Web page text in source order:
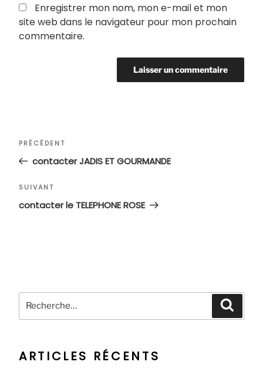
Enregistrer mon nom, mon e-mail et mon
site web dans le navigateur pour mon prochain
commentaire.
Navigation
l’article
Article
précédent
PRÉCÉDENT
contacter JADIS ET GOURMANDE
Article
suivant
SUIVANT
contacter le TELEPHONE ROSE
Recherche
pour
ARTICLES RÉCENTS